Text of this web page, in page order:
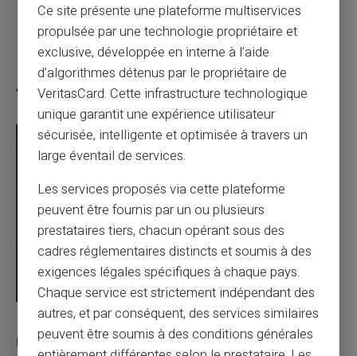
Articles similaires
03/08/2026 Veritas Carte prépayée
Une carte bancaire gratuite sans compte, ça
Ce site présente une plateforme multiservices
propulsée par une technologie propriétaire et
exclusive, développée en interne à l’aide
d’algorithmes détenus par le propriétaire de
VeritasCard. Cette infrastructure technologique
unique garantit une expérience utilisateur
sécurisée, intelligente et optimisée à travers un
large éventail de services.
Les services proposés via cette plateforme
peuvent être fournis par un ou plusieurs
prestataires tiers, chacun opérant sous des
cadres réglementaires distincts et soumis à des
exigences légales spécifiques à chaque pays.
Chaque service est strictement indépendant des
autres, et par conséquent, des services similaires
peuvent être soumis à des conditions générales